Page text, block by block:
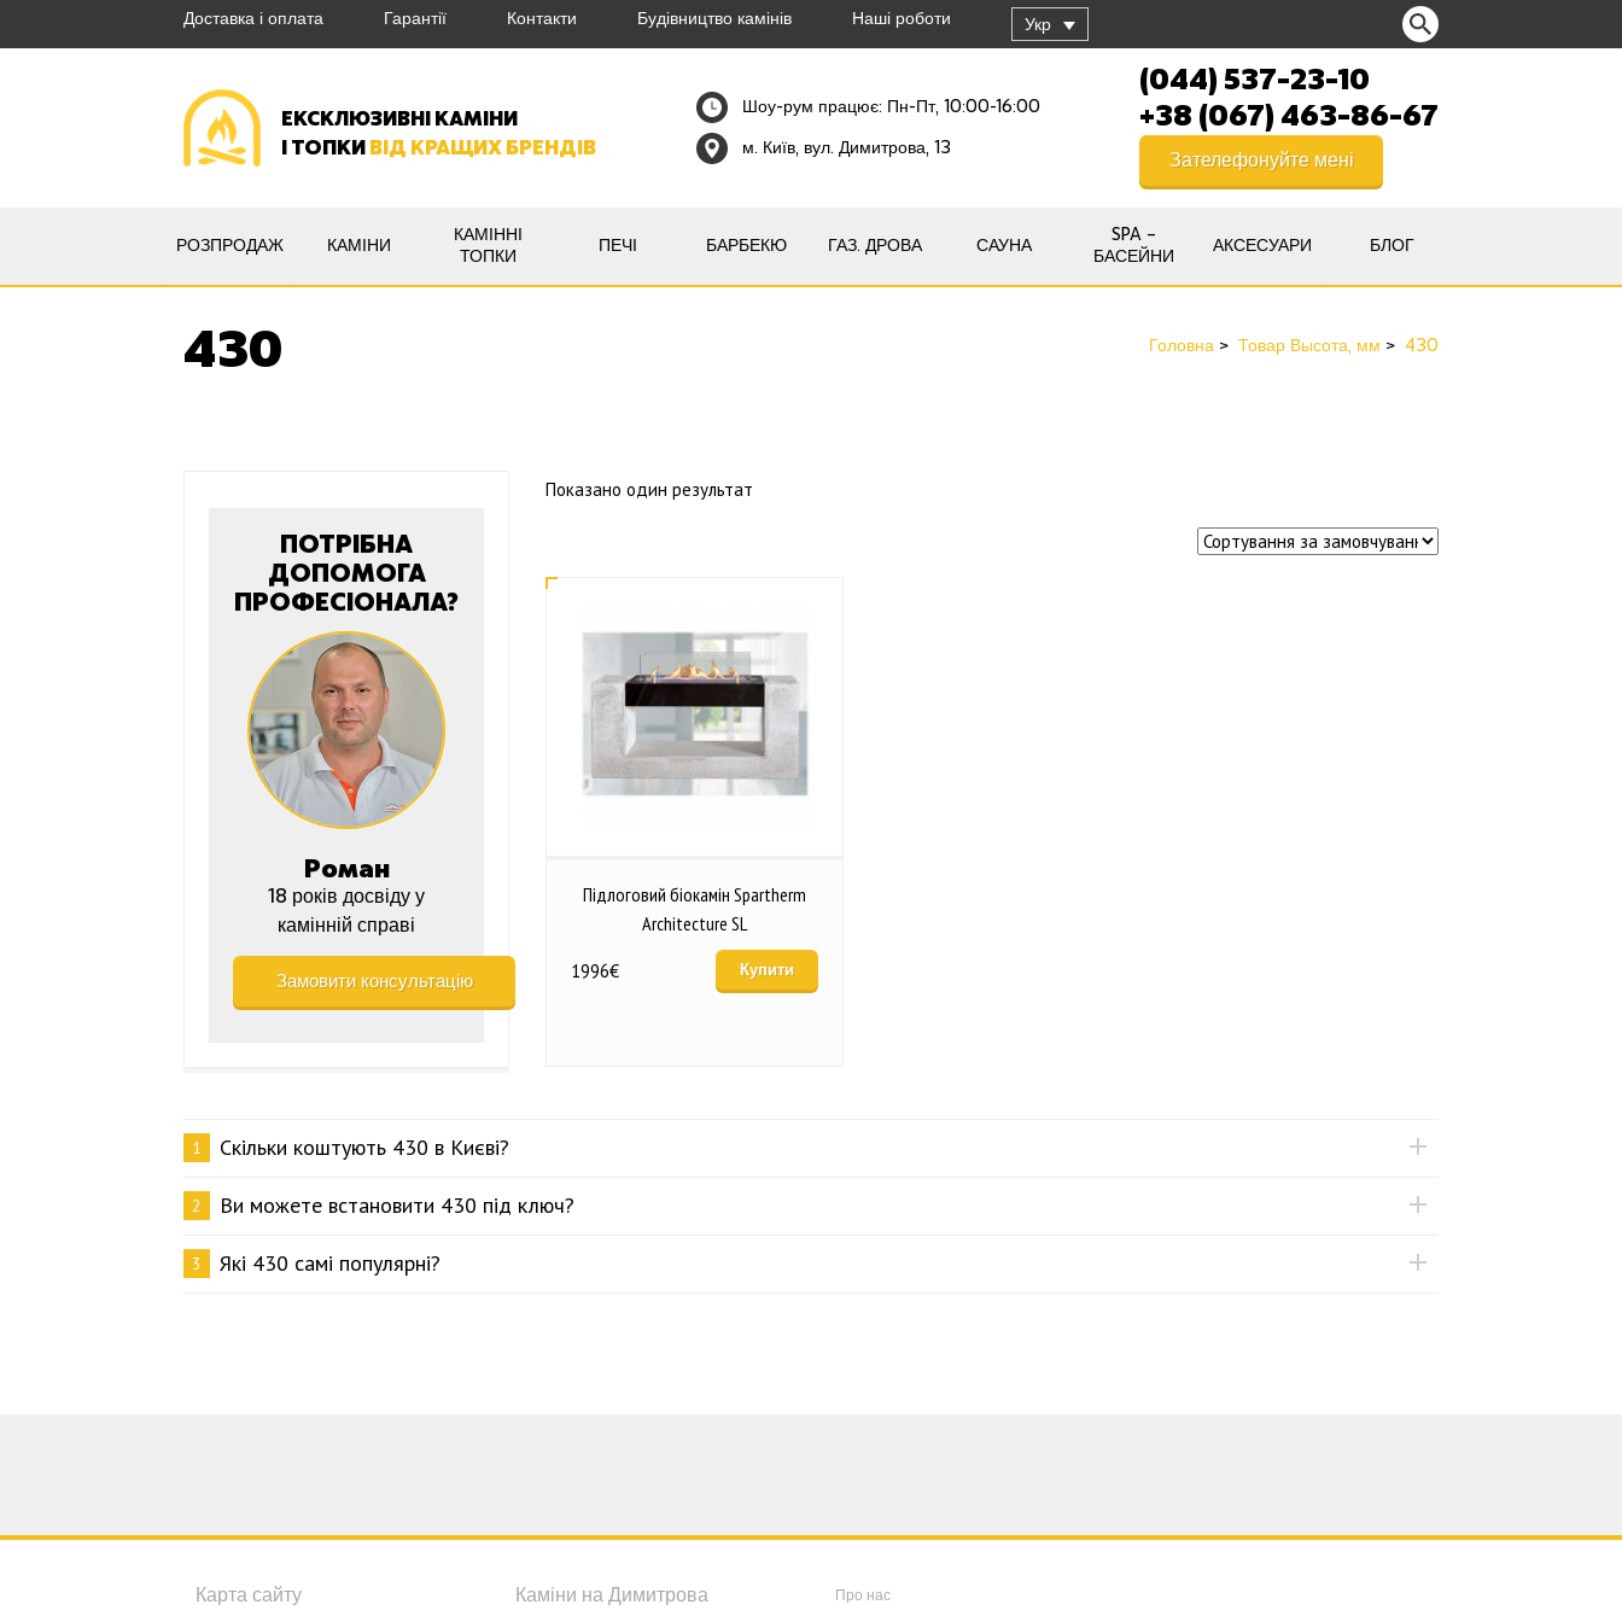
Доставка і оплата Гарантії Контакти Будівництво камінів Наші роботи Укр
ЕКСКЛЮЗИВНІ КАМІНИ
І ТОПКИВІД КРАЩИХ БРЕНДІВ
Шоу-рум працює: Пн-Пт, 10:00-16:00
м. Київ, вул. Димитрова, 13
(044) 537-23-10
+38 (067) 463-86-67
Зателефонуйте мені
РОЗПРОДАЖ КАМІНИ
КАМІННІ
ТОПКИ
ПЕЧІ БАРБЕКЮ ГАЗ. ДРОВА САУНА
SPA –
БАСЕЙНИ
АКСЕСУАРИ БЛОГ
430 Головна Товар Высота, мм 430
Показано один результат
Підлоговий біокамін Spartherm
Architecture SL
1996€ Купити
ПОТРІБНА
ДОПОМОГА
ПРОФЕСІОНАЛА?
Роман
18 років досвіду у
камінній справі
Замовити консультацію
1 Скільки коштують 430 в Києві?
2 Ви можете встановити 430 під ключ?
3 Які 430 самі популярні?
Карта сайту Каміни на Димитрова Про нас